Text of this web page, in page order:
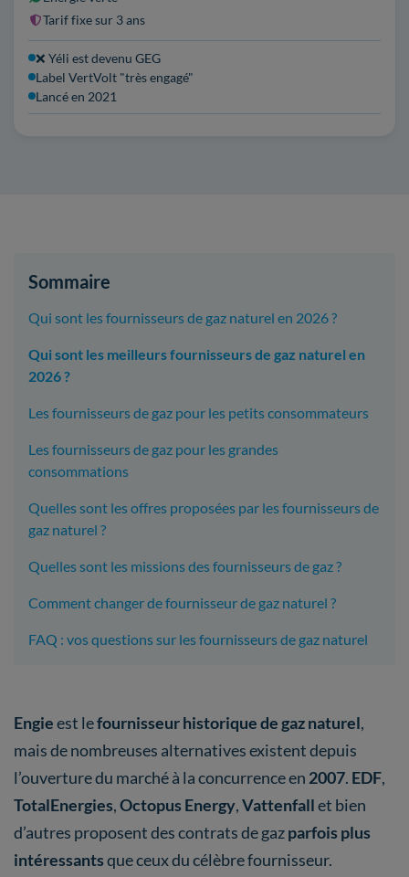
Tarif fixe sur 3 ans
❌ Yéli est devenu GEG
Label VertVolt "très engagé"
Lancé en 2021
Sommaire
Qui sont les fournisseurs de gaz naturel en 2026 ?
Qui sont les meilleurs fournisseurs de gaz naturel en
2026 ?
Les fournisseurs de gaz pour les petits consommateurs
Les fournisseurs de gaz pour les grandes
consommations
Quelles sont les offres proposées par les fournisseurs de
gaz naturel ?
Quelles sont les missions des fournisseurs de gaz ?
Comment changer de fournisseur de gaz naturel ?
FAQ : vos questions sur les fournisseurs de gaz naturel
Engieest lefournisseur historique de gaz naturel,
mais de nombreuses alternatives existent depuis
l’ouverture du marché à la concurrence en 2007. EDF,
TotalEnergies,Octopus Energy,Vattenfallet bien
d’autres proposent des contrats de gazparfois plus
intéressantsque ceux du célèbre fournisseur.